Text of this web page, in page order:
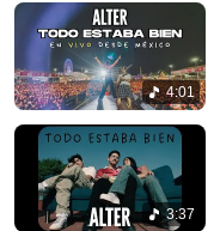
4:01
3:37